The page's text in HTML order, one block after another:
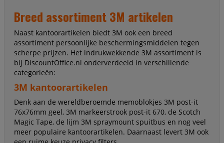
Breed assortiment 3M artikelen
Naast kantoorartikelen biedt 3M ook een breed
assortiment persoonlijke beschermingsmiddelen tegen
scherpe prijzen. Het indrukwekkende 3M assortiment is
bij DiscountOffice.nl onderverdeeld in verschillende
categorieën:
3M kantoorartikelen
Denk aan de wereldberoemde memoblokjes 3M post-it
76x76mm geel, 3M markeerstrook post-it 670, de Scotch
Magic Tape, de lijm 3M spraymount spuitbus en nog veel
meer populaire kantoorartikelen. Daarnaast levert 3M ook